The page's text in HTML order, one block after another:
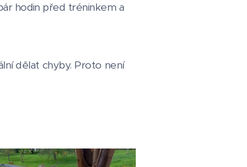
hodin před tréninkem a
dělat chyby. Proto není